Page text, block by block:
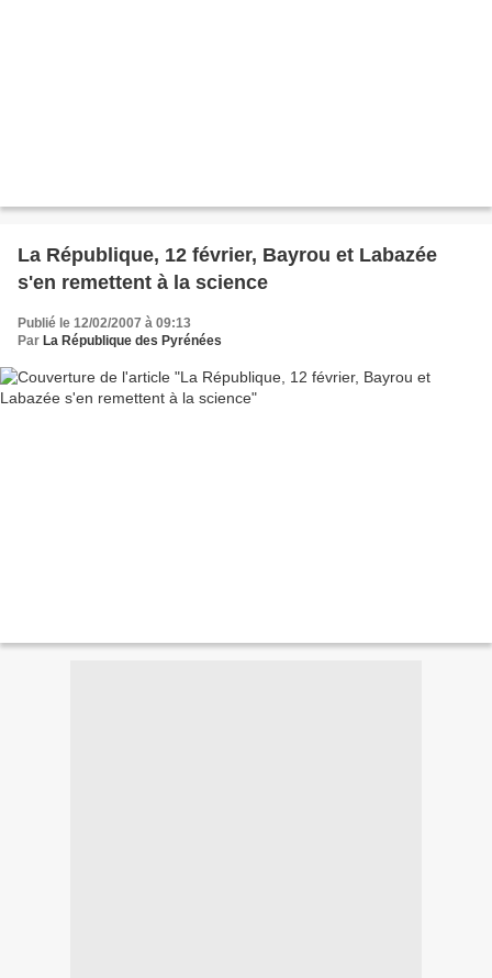
La République, 12 février, Bayrou et Labazée
s'en remettent à la science
Publié le 12/02/2007 à 09:13
Par La République des Pyrénées